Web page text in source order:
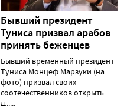
Бывший президент
Туниса призвал арабов
принять беженцев
Бывший временный президент
Туниса Монцеф Марзуки (на
фото) призвал своих
соотечественников открыть
д......